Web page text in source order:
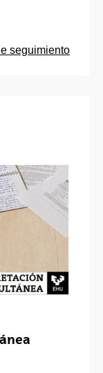
seguimiento